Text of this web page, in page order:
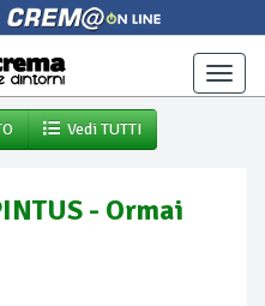
Toggle
Vedi TUTTI
- Ormai